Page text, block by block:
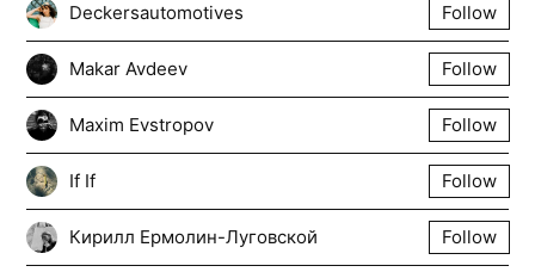
Deckersautomotives Follow
Makar Avdeev Follow
Maxim Evstropov Follow
If If Follow
Кирилл Ермолин-Луговской Follow